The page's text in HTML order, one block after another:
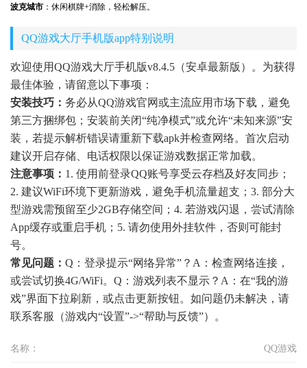
波克城市 ：休闲棋牌+消除，轻松解压。
QQ游戏大厅手机版app特别说明
欢迎使用QQ游戏大厅手机版v8.4.5（安卓最新版）。为获得
最佳体验，请留意以下事项：
安装技巧： 务必从QQ游戏官网或主流应用市场下载，避免
第三方捆绑包；安装前关闭“纯净模式”或允许“未知来源”安
装，若提示解析错误请重新下载apk并检查网络。首次启动
建议开启存储、电话权限以保证游戏数据正常加载。
注意事项： 1. 使用前登录QQ账号享受云存档及好友同步；
2. 建议WiFi环境下更新游戏，避免手机流量超支；3. 部分大
型游戏需预留至少2GB存储空间；4. 若游戏闪退，尝试清除
App缓存或重启手机；5. 请勿使用外挂软件，否则可能封
号。
常见问题： Q：登录提示“网络异常”？A：检查网络连接，
或尝试切换4G/WiFi。Q：游戏列表不显示？A：在“我的游
戏”界面下拉刷新，或点击更新按钮。如问题仍未解决，请
联系客服（游戏内“设置”->“帮助与反馈”）。
名称： QQ游戏